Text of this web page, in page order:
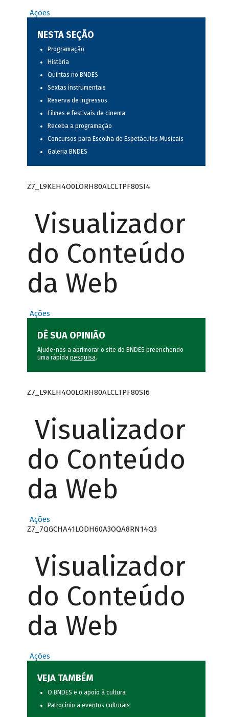
Ações
NESTA SEÇÃO
Programação
História
Quintas no BNDES
Sextas instrumentais
Reserva de ingressos
Filmes e festivais de cinema
Receba a programação
Concursos para Escolha de Espetáculos Musicais
Galeria BNDES
Z7_L9KEH4O0LORH80ALCLTPF80SI4
Visualizador
do Conteúdo
da Web
Ações
DÊ SUA OPINIÃO
Ajude-nos a aprimorar o site do BNDES preenchendo
uma rápida pesquisa.
Z7_L9KEH4O0LORH80ALCLTPF80SI6
Visualizador
do Conteúdo
da Web
Ações
Z7_7QGCHA41LODH60A3OQA8RN14Q3
Visualizador
do Conteúdo
da Web
Ações
VEJA TAMBÉM
O BNDES e o apoio à cultura
Patrocínio a eventos culturais